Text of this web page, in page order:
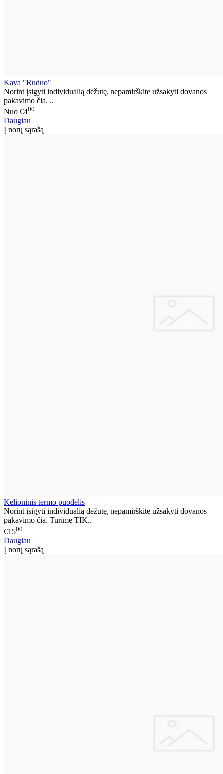
Kava "Ruduo"
Norint įsigyti individualią dėžutę, nepamirškite užsakyti dovanos
pakavimo čia. ..
Nuo €400
Daugiau
Į norų sąrašą
Kelioninis termo puodelis
Norint įsigyti individualią dėžutę, nepamirškite užsakyti dovanos
pakavimo čia. Turime TIK..
€1500
Daugiau
Į norų sąrašą